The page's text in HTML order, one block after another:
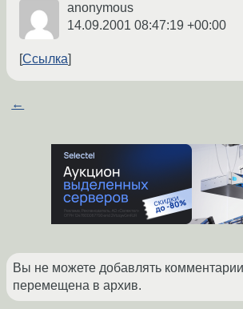
anonymous
14.09.2001 08:47:19 +00:00
Ссылка
←
Вы не можете добавлять
перемещена в архив.